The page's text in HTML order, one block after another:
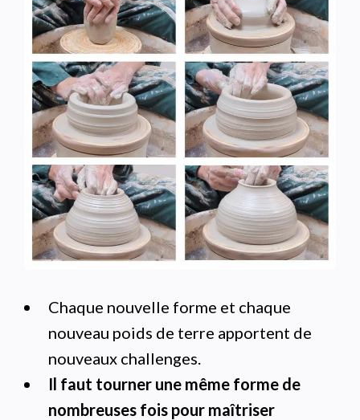
Chaque nouvelle forme et chaque
nouveau poids de terre apportent de
nouveaux challenges.
Il faut tourner une même forme de
nombreuses fois pour maîtriser